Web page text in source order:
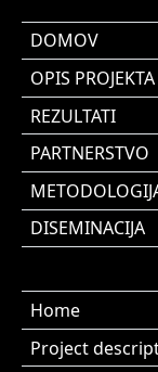
DOMOV
OPIS PROJEKTA
REZULTATI
PARTNERSTVO
DISEMINACIJA
Home
Project